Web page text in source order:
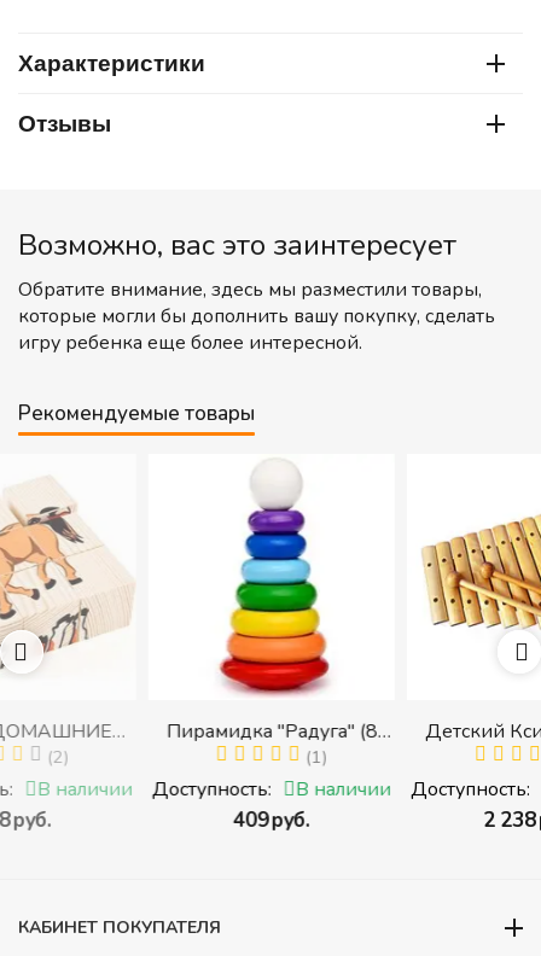
Характеристики
Отзывы
Возможно, вас это заинтересует
Обратите внимание, здесь мы разместили товары,
которые могли бы дополнить вашу покупку, сделать
игру ребенка еще более интересной.
Рекомендуемые товары
Пирамидка "Радуга" (8
деталей) (Пирамидка
среднего размера)
(1)
Доступность: В наличии
Детский Ксилофон, 12
(2)
Доступность: В
КАБИНЕТ ПОКУПАТЕЛЯ